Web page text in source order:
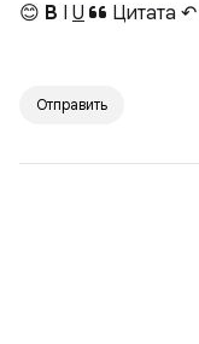
😊 B I U Цитата ↶
Отправить